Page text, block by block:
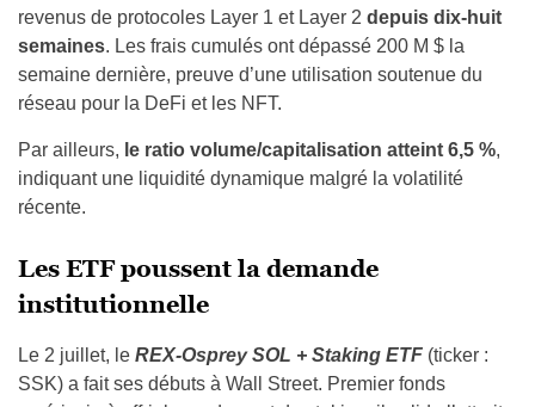
revenus de protocoles Layer 1 et Layer 2 depuis dix-huit
semaines. Les frais cumulés ont dépassé 200 M $ la
semaine dernière, preuve d’une utilisation soutenue du
réseau pour la DeFi et les NFT.
Par ailleurs, le ratio volume/capitalisation atteint 6,5 %,
indiquant une liquidité dynamique malgré la volatilité
récente.
Les ETF poussent la demande
institutionnelle
Le 2 juillet, le REX-Osprey SOL + Staking ETF (ticker :
SSK) a fait ses débuts à Wall Street. Premier fonds